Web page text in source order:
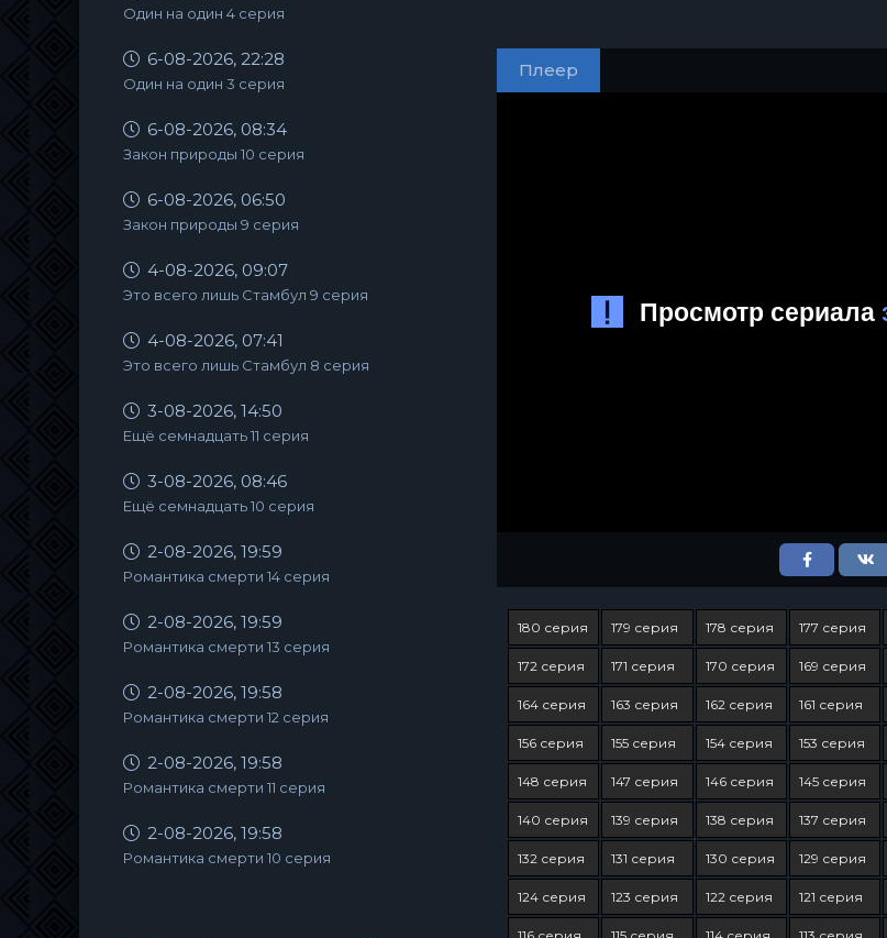
Один на один 4 серия
6-08-2026, 22:28
Один на один 3 серия
6-08-2026, 08:34
Закон природы 10 серия
6-08-2026, 06:50
Закон природы 9 серия
4-08-2026, 09:07
Это всего лишь Стамбул 9 серия
4-08-2026, 07:41
Это всего лишь Стамбул 8 серия
3-08-2026, 14:50
Ещё семнадцать 11 серия
3-08-2026, 08:46
Ещё семнадцать 10 серия
2-08-2026, 19:59
Романтика смерти 14 серия
2-08-2026, 19:59
Романтика смерти 13 серия
2-08-2026, 19:58
Романтика смерти 12 серия
2-08-2026, 19:58
Романтика смерти 11 серия
2-08-2026, 19:58
Романтика смерти 10 серия
Плеер
180 серия 179 серия 178 серия 177 серия
172 серия 171 серия 170 серия 169 серия
164 серия 163 серия 162 серия 161 серия
156 серия 155 серия 154 серия 153 серия
148 серия 147 серия 146 серия 145 серия
140 серия 139 серия 138 серия 137 серия
132 серия 131 серия 130 серия 129 серия
124 серия 123 серия 122 серия 121 серия